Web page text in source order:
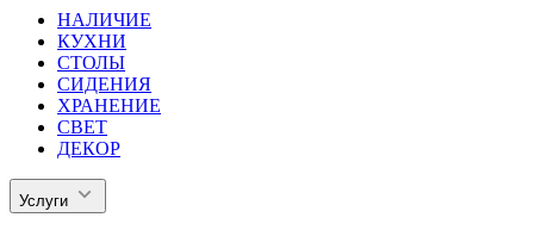
НАЛИЧИЕ
КУХНИ
СТОЛЫ
СИДЕНИЯ
ХРАНЕНИЕ
СВЕТ
ДЕКОР
Услуги